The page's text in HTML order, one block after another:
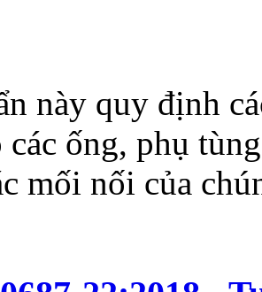
này quy định
các ống, phụ
mối nối của